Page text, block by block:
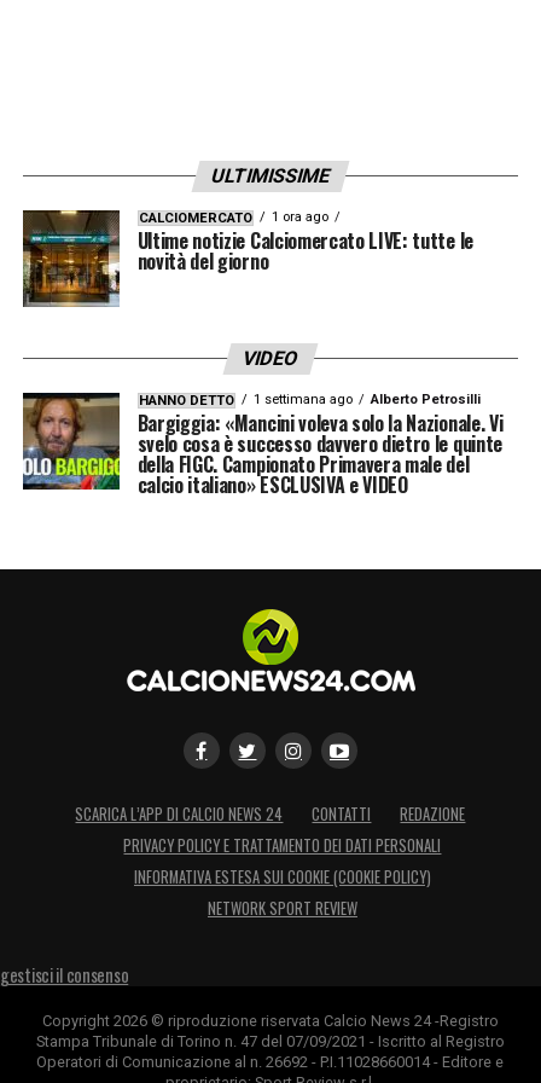
ULTIMISSIME
CALCIOMERCATO 1 ora ago
Ultime notizie Calciomercato LIVE: tutte le
novità del giorno
VIDEO
HANNO DETTO 1 settimana ago Alberto Petrosilli
Bargiggia: «Mancini voleva solo la Nazionale. Vi
svelo cosa è successo davvero dietro le quinte
della FIGC. Campionato Primavera male del
calcio italiano» ESCLUSIVA e VIDEO
SCARICA L’APP DI CALCIO NEWS 24 CONTATTI
REDAZIONE
PRIVACY POLICY E TRATTAMENTO DEI DATI PERSONALI
INFORMATIVA ESTESA SUI COOKIE (COOKIE POLICY)
NETWORK SPORT REVIEW
gestisci il consenso
Copyright 2026 © riproduzione riservata Calcio News 24 -Registro
Stampa Tribunale di Torino n. 47 del 07/09/2021 - Iscritto al Registro
Operatori di Comunicazione al n. 26692 - P.I.11028660014 - Editore e